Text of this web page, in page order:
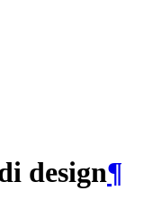
design¶